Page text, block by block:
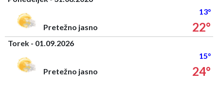
13°
Pretežno jasno
22°
Torek - 01.09.2026
15°
Pretežno jasno
24°